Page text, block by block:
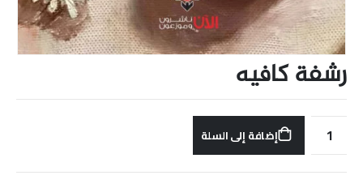
رشفة كافيه
إضافة إلى السلة